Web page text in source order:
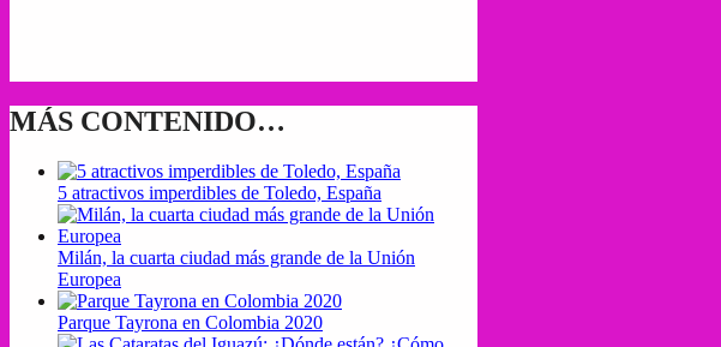
MÁS CONTENIDO…
5 atractivos imperdibles de Toledo, España
Milán, la cuarta ciudad más grande de la Unión
Europea
Parque Tayrona en Colombia 2020